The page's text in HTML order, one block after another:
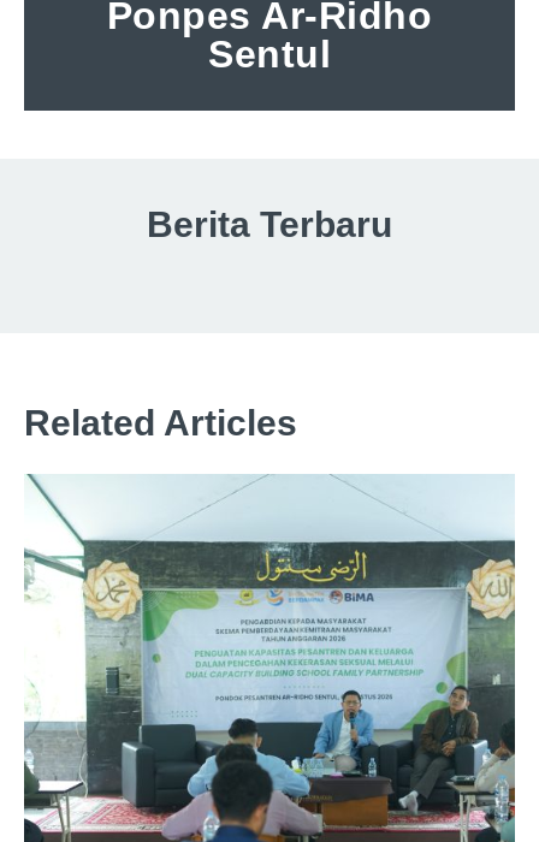
Ponpes Ar-Ridho
Sentul
Berita Terbaru
Related Articles